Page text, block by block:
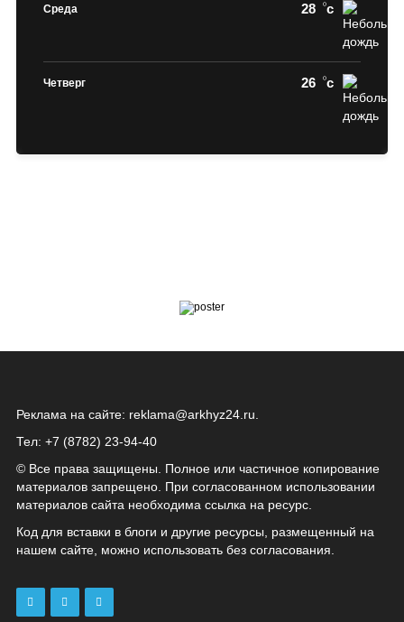
Среда 28 c
Четверг 26 c
Реклама на сайте: reklama@arkhyz24.ru
Тел: +7 (8782) 23‑94‑40
© Все права защищены. Полное или частичное копирование
материалов запрещено. При согласованном использовании
материалов сайта необходима ссылка на ресурс.
Код для вставки в блоги и другие ресурсы, размещенный на
нашем сайте, можно использовать без согласования.